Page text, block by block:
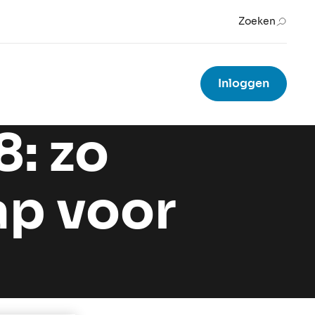
Zoeken
Inloggen
zo
voor